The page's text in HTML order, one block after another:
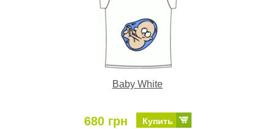
Baby White
680 грн Купить